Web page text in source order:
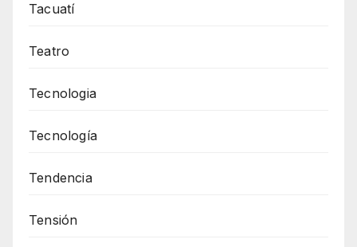
Tacuatí
Teatro
Tecnologia
Tecnología
Tendencia
Tensión